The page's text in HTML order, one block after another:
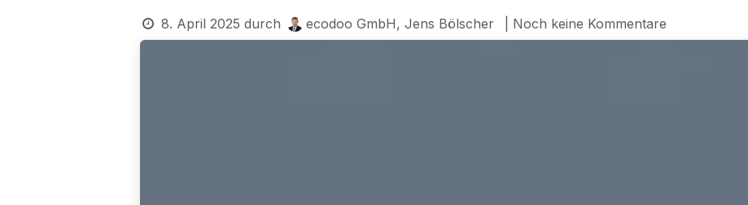
8. April 2025 durch ecodoo GmbH, Jens Bölscher | Noch keine Kommentare